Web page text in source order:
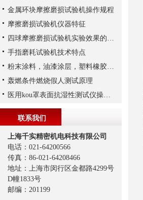
金属环块摩擦磨损试验机操作规程
摩擦磨损试验机仪器特征
四球摩擦磨损试验机实验效果的影响因素
手指磨耗试验机技术特点
粉末涂料，油漆涂层，塑料橡胶，印刷油墨氙灯试验标准
轰燃条件燃烧假人测试原理
医用kou罩表面抗湿性测试仪操作步骤
联系我们
上海千实精密机电科技有限公司
电话：021-64200566
传真：86-021-64208466
地址：上海市闵行区金都路4299号
D幢1833号
邮编：201199